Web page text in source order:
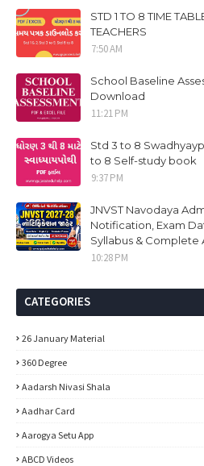
STD 1 TO 8 TIME
TEACHERS
7:50 AM
School Baseline
Download
11:21 PM
Std 3 to 8
to 8 Self-study book
9:37 PM
JNVST Navodaya
Notification, Exam
Syllabus & Complete
10:28 PM
CATEGORIES
26 January Material
360 Degree
Aadarsh Nivasi Shala
Aadhar Card
Aarogya Setu App
ABCD Videos